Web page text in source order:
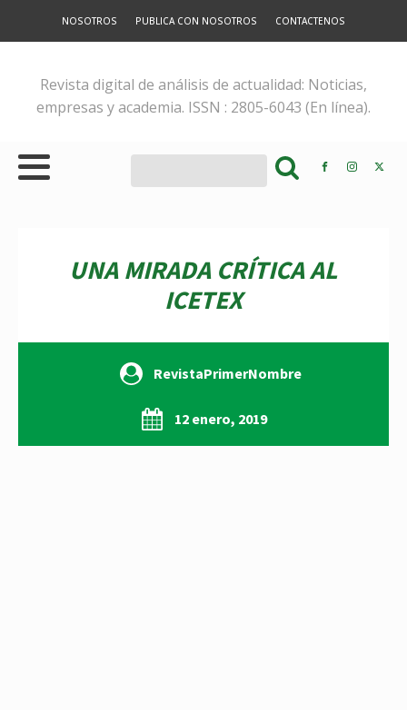
NOSOTROS PUBLICA CON NOSOTROS CONTACTENOS
Revista digital de análisis de actualidad: Noticias,
empresas y academia. ISSN : 2805-6043 (En línea).
UNA MIRADA CRÍTICA AL
ICETEX
RevistaPrimerNombre
12 enero, 2019